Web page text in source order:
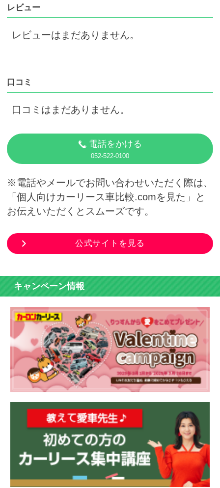
レビュー
レビューはまだありません。
口コミ
口コミはまだありません。
電話をかける
052-522-0100
※電話やメールでお問い合わせいただく際は、
「個人向けカーリース車比較.comを見た」と
お伝えいただくとスムーズです。
公式サイトを見る
キャンペーン情報